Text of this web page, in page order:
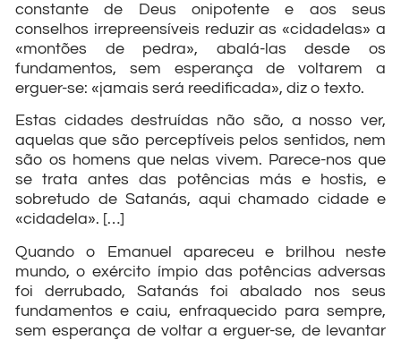
constante de Deus onipotente e aos seus
conselhos irrepreensíveis reduzir as «cidadelas» a
«montões de pedra», abalá-las desde os
fundamentos, sem esperança de voltarem a
erguer-se: «jamais será reedificada», diz o texto.
Estas cidades destruídas não são, a nosso ver,
aquelas que são perceptíveis pelos sentidos, nem
são os homens que nelas vivem. Parece-nos que
se trata antes das potências más e hostis, e
sobretudo de Satanás, aqui chamado cidade e
«cidadela». […]
Quando o Emanuel apareceu e brilhou neste
mundo, o exército ímpio das potências adversas
foi derrubado, Satanás foi abalado nos seus
fundamentos e caiu, enfraquecido para sempre,
sem esperança de voltar a erguer-se, de levantar